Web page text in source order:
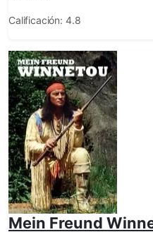
Calificación: 4.8
Mein Freund